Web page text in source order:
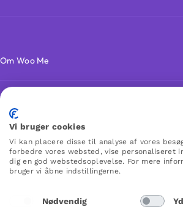
Om Woo Me
Kundeservice
Favoritter
WOO
Vi bruger cookies
Vi kan placere disse til analyse af vores
forbedre vores websted, vise personaliseret
dig en god webstedsoplevelse. For mere
bruger vi åbne indstillingerne.
Nødvendig